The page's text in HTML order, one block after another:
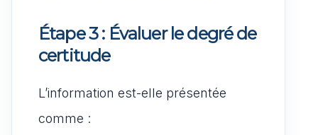
Étape 3 : Évaluer le degré de
certitude
L’information est-elle présentée
comme :